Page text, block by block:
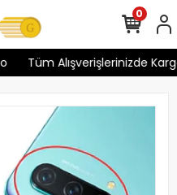
Tüm Alışverişlerinizde
0